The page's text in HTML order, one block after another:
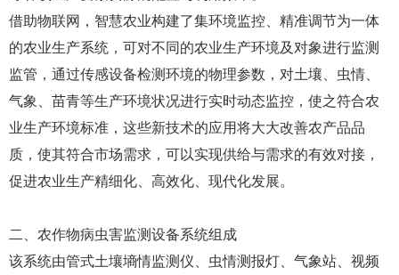
借助物联网，智慧农业构建了集环境监控、精准调节为一体
的农业生产系统，可对不同的农业生产环境及对象进行监测
监管，通过传感设备检测环境的物理参数，对土壤、虫情、
气象、苗青等生产环境状况进行实时动态监控，使之符合农
业生产环境标准，这些新技术的应用将大大改善农产品品
质，使其符合市场需求，可以实现供给与需求的有效对接，
促进农业生产精细化、高效化、现代化发展。
二、农作物病虫害监测设备系统组成
该系统由管式土壤墒情监测仪、虫情测报灯、气象站、视频